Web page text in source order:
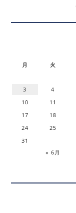
月 火
« 6月
3
4
10
11
17
18
24
25
31